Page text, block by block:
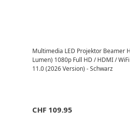
Multimedia LED Projektor Beamer
Lumen) 1080p Full HD / HDMI /
11.0 (2026 Version) - Schwarz
CHF 109.95